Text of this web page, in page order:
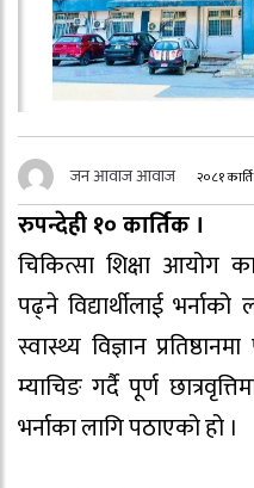
जन आवाज आवाज २०८१
रुपन्देही १० कार्तिक ।
चिकित्सा शिक्षा आयोग
पढ्ने विद्यार्थीलाई भर्नाको
स्वास्थ्य विज्ञान
म्याचिङ गर्दै पूर्ण
भर्नाका लागि पठाएको हो ।